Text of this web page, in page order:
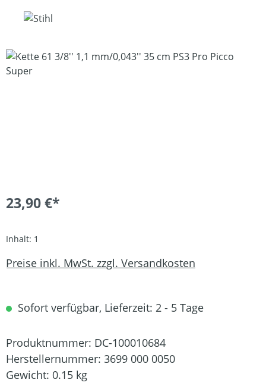
Bildergalerie überspringen
23,90 €*
Inhalt: 1
Preise inkl. MwSt. zzgl. Versandkosten
Sofort verfügbar, Lieferzeit: 2 - 5 Tage
Produktnummer: DC-100010684
Herstellernummer: 3699 000 0050
Gewicht: 0.15 kg